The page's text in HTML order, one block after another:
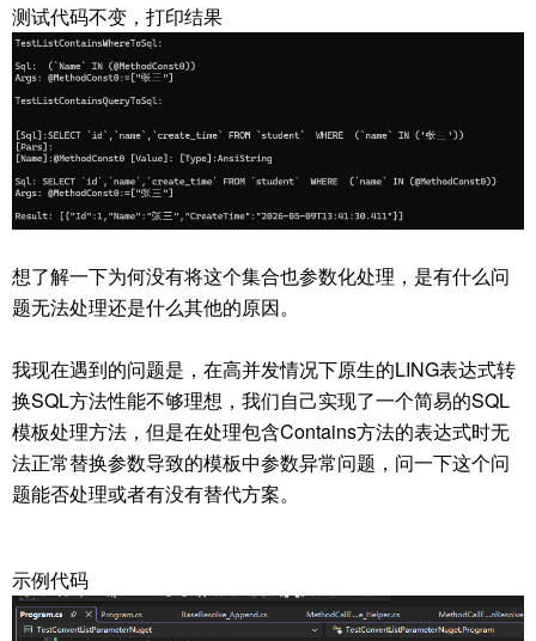
测试代码不变，打印结果
想了解一下为何没有将这个集合也参数化处理，是有什么问
题无法处理还是什么其他的原因。
我现在遇到的问题是，在高并发情况下原生的LING表达式转
换SQL方法性能不够理想，我们自己实现了一个简易的SQL
模板处理方法，但是在处理包含Contains方法的表达式时无
法正常替换参数导致的模板中参数异常问题，问一下这个问
题能否处理或者有没有替代方案。
示例代码